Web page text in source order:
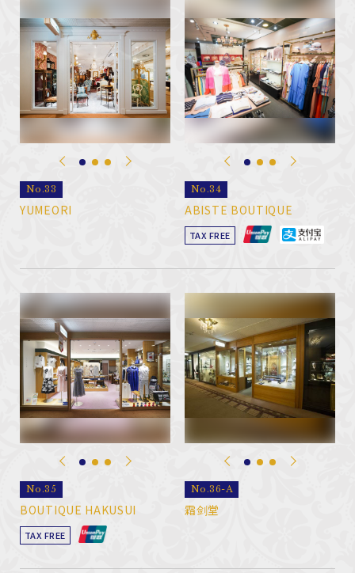
No.33
YUMEORI
No.34
ABISTE BOUTIQUE
TAX FREE
No.35
BOUTIQUE HAKUSUI
TAX FREE
No.36-A
霜剑堂